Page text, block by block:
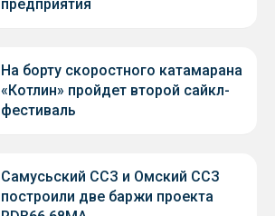
предприятия
На борту скоростного катамарана
«Котлин» пройдет второй сайкл-
фестиваль
Самусьский ССЗ и Омский ССЗ
построили две баржи проекта